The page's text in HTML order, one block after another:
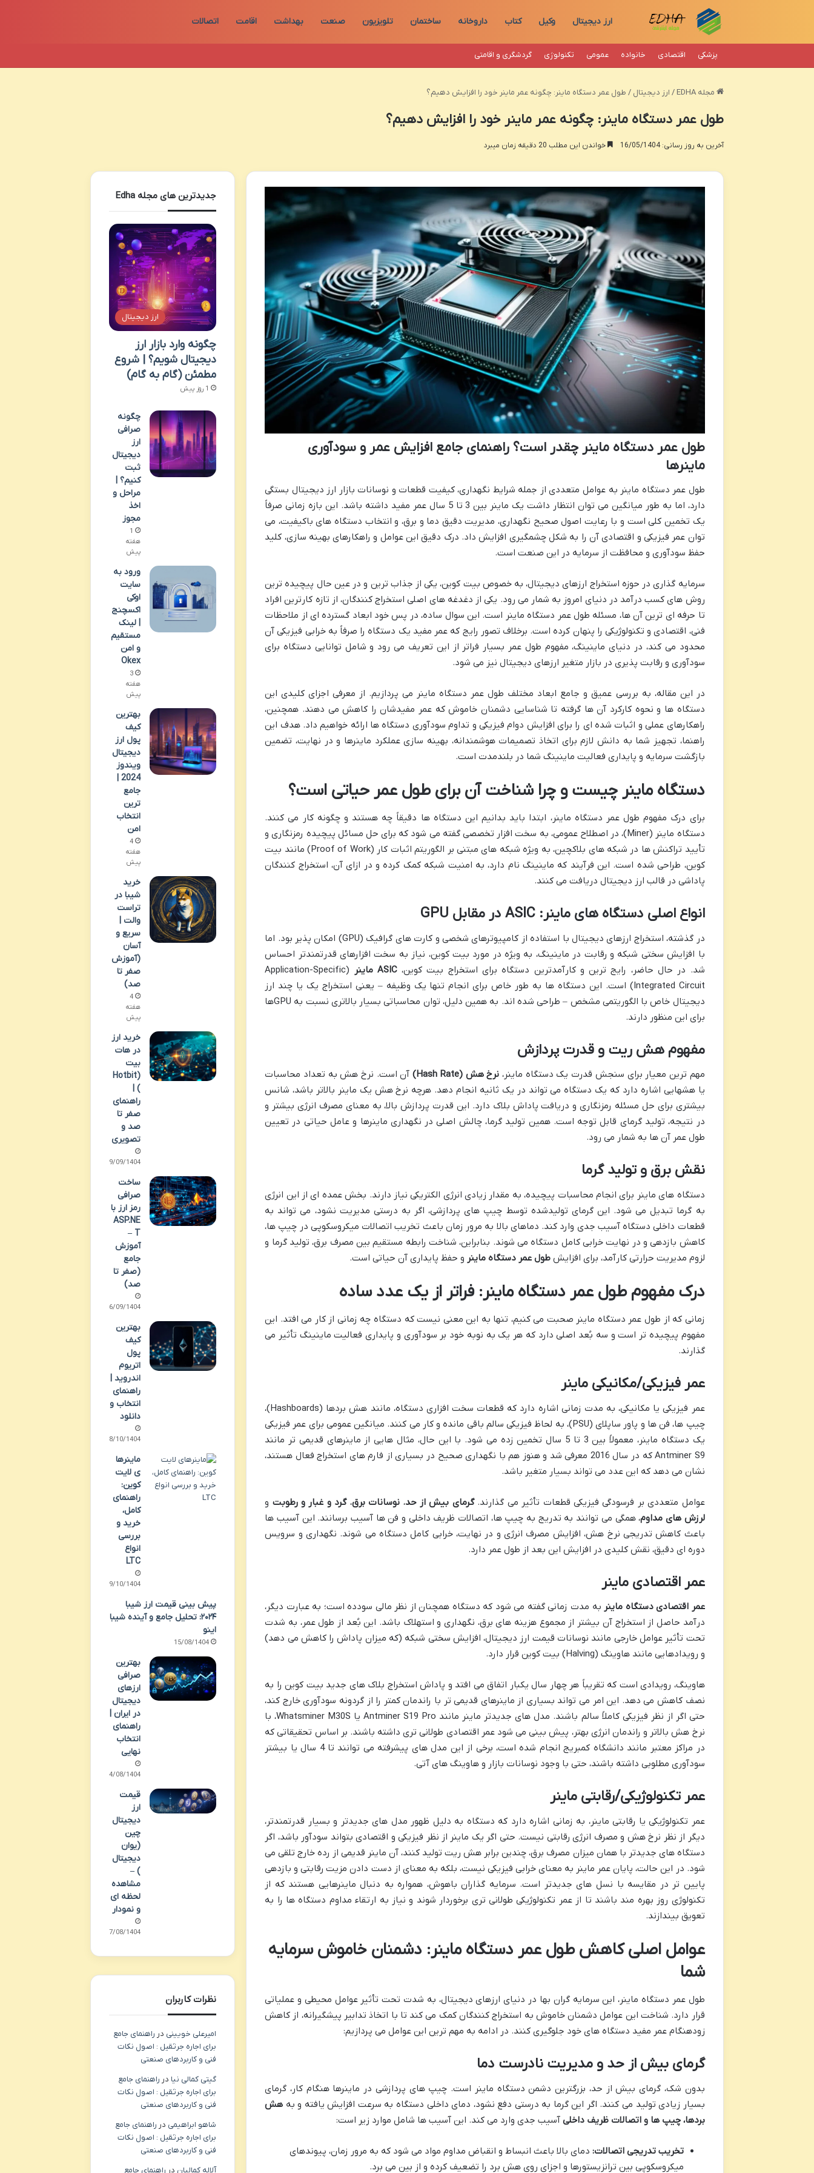
ارز دیجیتال وکیل کتاب داروخانه ساختمان تلویزیون صنعت بهداشت اقامت اتصالات
پزشکی اقتصادی خانواده عمومی تکنولوژی گردشگری و اقامتی
مجله EDHA / ارز دیجیتال / طول عمر دستگاه ماینر: چگونه عمر ماینر خود را افزایش دهیم؟
طول عمر دستگاه ماینر: چگونه عمر ماینر خود را افزایش دهیم؟
آخرین به روز رسانی: 16/05/1404 خواندن این مطلب 20 دقیقه زمان میبرد
طول عمر دستگاه ماینر چقدر است؟ راهنمای جامع افزایش عمر و سودآوری
ماینرها
طول عمر دستگاه ماینر به عوامل متعددی از جمله شرایط نگهداری، کیفیت قطعات و نوسانات بازار ارز دیجیتال بستگی
دارد، اما به طور میانگین می توان انتظار داشت یک ماینر بین 3 تا 5 سال عمر مفید داشته باشد. این بازه زمانی صرفاً
یک تخمین کلی است و با رعایت اصول صحیح نگهداری، مدیریت دقیق دما و برق، و انتخاب دستگاه های باکیفیت، می
توان عمر فیزیکی و اقتصادی آن را به شکل چشمگیری افزایش داد. درک دقیق این عوامل و راهکارهای بهینه سازی، کلید
حفظ سودآوری و محافظت از سرمایه در این صنعت است.
سرمایه گذاری در حوزه استخراج ارزهای دیجیتال، به خصوص بیت کوین، یکی از جذاب ترین و در عین حال پیچیده ترین
روش های کسب درآمد در دنیای امروز به شمار می رود. یکی از دغدغه های اصلی استخراج کنندگان، از تازه کارترین افراد
تا حرفه ای ترین آن ها، مسئله طول عمر دستگاه ماینر است. این سوال ساده، در پس خود ابعاد گسترده ای از ملاحظات
فنی، اقتصادی و تکنولوژیکی را پنهان کرده است. برخلاف تصور رایج که عمر مفید یک دستگاه را صرفاً به خرابی فیزیکی آن
محدود می کند، در دنیای ماینینگ، مفهوم طول عمر بسیار فراتر از این تعریف می رود و شامل توانایی دستگاه برای
سودآوری و رقابت پذیری در بازار متغیر ارزهای دیجیتال نیز می شود.
در این مقاله، به بررسی عمیق و جامع ابعاد مختلف طول عمر دستگاه ماینر می پردازیم. از معرفی اجزای کلیدی این
دستگاه ها و نحوه کارکرد آن ها گرفته تا شناسایی دشمنان خاموش که عمر مفیدشان را کاهش می دهند. همچنین،
راهکارهای عملی و اثبات شده ای را برای افزایش دوام فیزیکی و تداوم سودآوری دستگاه ها ارائه خواهیم داد. هدف این
راهنما، تجهیز شما به دانش لازم برای اتخاذ تصمیمات هوشمندانه، بهینه سازی عملکرد ماینرها و در نهایت، تضمین
بازگشت سرمایه و پایداری فعالیت ماینینگ شما در بلندمدت است.
دستگاه ماینر چیست و چرا شناخت آن برای طول عمر حیاتی است؟
برای درک مفهوم طول عمر دستگاه ماینر، ابتدا باید بدانیم این دستگاه ها دقیقاً چه هستند و چگونه کار می کنند.
دستگاه ماینر (Miner)، در اصطلاح عمومی، به سخت افزار تخصصی گفته می شود که برای حل مسائل پیچیده رمزنگاری و
تأیید تراکنش ها در شبکه های بلاکچین، به ویژه شبکه های مبتنی بر الگوریتم اثبات کار (Proof of Work) مانند بیت
کوین، طراحی شده است. این فرآیند که ماینینگ نام دارد، به امنیت شبکه کمک کرده و در ازای آن، استخراج کنندگان
پاداشی در قالب ارز دیجیتال دریافت می کنند.
انواع اصلی دستگاه های ماینر: ASIC در مقابل GPU
در گذشته، استخراج ارزهای دیجیتال با استفاده از کامپیوترهای شخصی و کارت های گرافیک (GPU) امکان پذیر بود. اما
با افزایش سختی شبکه و رقابت در ماینینگ، به ویژه در مورد بیت کوین، نیاز به سخت افزارهای قدرتمندتر احساس
شد. در حال حاضر، رایج ترین و کارآمدترین دستگاه برای استخراج بیت کوین،ASIC ماینر
(Application-Specific
Integrated Circuit) است. این دستگاه ها به طور خاص برای انجام تنها یک وظیفه – یعنی استخراج یک یا چند ارز
دیجیتال خاص با الگوریتمی مشخص – طراحی شده اند. به همین دلیل، توان محاسباتی بسیار بالاتری نسبت به GPUها
برای این منظور دارند.
مفهوم هش ریت و قدرت پردازش
مهم ترین معیار برای سنجش قدرت یک دستگاه ماینر، نرخ هش (Hash Rate)
آن است. نرخ هش به تعداد محاسبات
یا هشهایی اشاره دارد که یک دستگاه می تواند در یک ثانیه انجام دهد. هرچه نرخ هش یک ماینر بالاتر باشد، شانس
بیشتری برای حل مسئله رمزنگاری و دریافت پاداش بلاک دارد. این قدرت پردازش بالا، به معنای مصرف انرژی بیشتر و
در نتیجه، تولید گرمای قابل توجه است. همین تولید گرما، چالش اصلی در نگهداری ماینرها و عامل حیاتی در تعیین
طول عمر آن ها به شمار می رود.
نقش برق و تولید گرما
دستگاه های ماینر برای انجام محاسبات پیچیده، به مقدار زیادی انرژی الکتریکی نیاز دارند. بخش عمده ای از این انرژی
به گرما تبدیل می شود. این گرمای تولیدشده توسط چیپ های پردازشی، اگر به درستی مدیریت نشود، می تواند به
قطعات داخلی دستگاه آسیب جدی وارد کند. دماهای بالا به مرور زمان باعث تخریب اتصالات میکروسکوپی در چیپ ها،
کاهش بازدهی و در نهایت خرابی کامل دستگاه می شوند. بنابراین، شناخت رابطه مستقیم بین مصرف برق، تولید گرما و
لزوم مدیریت حرارتی کارآمد، برای افزایشطول عمر دستگاه ماینر و حفظ پایداری آن حیاتی است.
درک مفهوم طول عمر دستگاه ماینر: فراتر از یک عدد ساده
زمانی که از طول عمر دستگاه ماینر صحبت می کنیم، تنها به این معنی نیست که دستگاه چه زمانی از کار می افتد. این
مفهوم پیچیده تر است و سه بُعد اصلی دارد که هر یک به نوبه خود بر سودآوری و پایداری فعالیت ماینینگ تأثیر می
گذارند.
عمر فیزیکی/مکانیکی ماینر
عمر فیزیکی یا مکانیکی، به مدت زمانی اشاره دارد که قطعات سخت افزاری دستگاه، مانند هش بردها (Hashboards)،
چیپ ها، فن ها و پاور ساپلای (PSU)، به لحاظ فیزیکی سالم باقی مانده و کار می کنند. میانگین عمومی برای عمر فیزیکی
یک دستگاه ماینر، معمولاً بین 3 تا 5 سال تخمین زده می شود. با این حال، مثال هایی از ماینرهای قدیمی تر مانند
Antminer S9 که در سال 2016 معرفی شد و هنوز هم با نگهداری صحیح در بسیاری از فارم های استخراج فعال هستند،
نشان می دهد که این عدد می تواند بسیار متغیر باشد.
عوامل متعددی بر فرسودگی فیزیکی قطعات تأثیر می گذارند.گرمای بیش از حد، نوسانات برق،گرد و غبار و رطوبت و
لرزش های مداوم، همگی می توانند به تدریج به چیپ ها، اتصالات ظریف داخلی و فن ها آسیب برسانند. این آسیب ها
باعث کاهش تدریجی نرخ هش، افزایش مصرف انرژی و در نهایت، خرابی کامل دستگاه می شوند. نگهداری و سرویس
دوره ای دقیق، نقش کلیدی در افزایش این بعد از طول عمر دارد.
عمر اقتصادی ماینر
عمر اقتصادی دستگاه ماینر به مدت زمانی گفته می شود که دستگاه همچنان از نظر مالی سودده است؛ به عبارت دیگر،
درآمد حاصل از استخراج آن بیشتر از مجموع هزینه های برق، نگهداری و استهلاک باشد. این بُعد از طول عمر، به شدت
تحت تأثیر عوامل خارجی مانند نوسانات قیمت ارز دیجیتال، افزایش سختی شبکه (که میزان پاداش را کاهش می دهد)
و رویدادهایی مانند هاوینگ (Halving) بیت کوین قرار دارد.
هاوینگ، رویدادی است که تقریباً هر چهار سال یکبار اتفاق می افتد و پاداش استخراج بلاک های جدید بیت کوین را به
نصف کاهش می دهد. این امر می تواند بسیاری از ماینرهای قدیمی تر با راندمان کمتر را از گردونه سودآوری خارج کند،
حتی اگر از نظر فیزیکی کاملاً سالم باشند. مدل های جدیدتر ماینر مانند Antminer S19 Pro یا Whatsminer M30S، با
نرخ هش بالاتر و راندمان انرژی بهتر، پیش بینی می شود عمر اقتصادی طولانی تری داشته باشند. بر اساس تحقیقاتی که
در مراکز معتبر مانند دانشگاه کمبریج انجام شده است، برخی از این مدل های پیشرفته می توانند تا 4 سال یا بیشتر
سودآوری مطلوبی داشته باشند، حتی با وجود نوسانات بازار و هاوینگ های آتی.
عمر تکنولوژیکی/رقابتی ماینر
عمر تکنولوژیکی یا رقابتی ماینر، به زمانی اشاره دارد که دستگاه به دلیل ظهور مدل های جدیدتر و بسیار قدرتمندتر،
دیگر از نظر نرخ هش و مصرف انرژی رقابتی نیست. حتی اگر یک ماینر از نظر فیزیکی و اقتصادی بتواند سودآور باشد، اگر
دستگاه های جدیدتر با همان میزان مصرف برق، چندین برابر هش ریت تولید کنند، آن ماینر قدیمی از رده خارج تلقی می
شود. در این حالت، پایان عمر ماینر به معنای خرابی فیزیکی نیست، بلکه به معنای از دست دادن مزیت رقابتی و بازدهی
پایین تر در مقایسه با نسل های جدیدتر است. سرمایه گذاران باهوش، همواره به دنبال ماینرهایی هستند که از
تکنولوژی روز بهره مند باشند تا از عمر تکنولوژیکی طولانی تری برخوردار شوند و نیاز به ارتقاء مداوم دستگاه ها را به
تعویق بیندازند.
عوامل اصلی کاهش طول عمر دستگاه ماینر: دشمنان خاموش سرمایه
شما
طول عمر دستگاه ماینر، این سرمایه گران بها در دنیای ارزهای دیجیتال، به شدت تحت تأثیر عوامل محیطی و عملیاتی
قرار دارد. شناخت این عوامل دشمنان خاموش به استخراج کنندگان کمک می کند تا با اتخاذ تدابیر پیشگیرانه، از کاهش
زودهنگام عمر مفید دستگاه های خود جلوگیری کنند. در ادامه به مهم ترین این عوامل می پردازیم:
گرمای بیش از حد و مدیریت نادرست دما
بدون شک، گرمای بیش از حد، بزرگترین دشمن دستگاه ماینر است. چیپ های پردازشی در ماینرها هنگام کار، گرمای
بسیار زیادی تولید می کنند. اگر این گرما به درستی دفع نشود، دمای داخلی دستگاه به سرعت افزایش یافته و به هش
بردها، چیپ ها و اتصالات ظریف داخلی آسیب جدی وارد می کند. این آسیب ها شامل موارد زیر است:
تخریب تدریجی اتصالات: دمای بالا باعث انبساط و انقباض مداوم مواد می شود که به مرور زمان، پیوندهای
میکروسکوپی بین ترانزیستورها و اجزای روی هش برد را تضعیف کرده و از بین می برد.
جدیدترین های مجله Edha
ارز دیجیتال
چگونه وارد بازار ارز
دیجیتال شویم؟ | شروع
مطمئن (گام به گام)
1 روز پیش
چگونه
صرافی
ارز
دیجیتال
ثبت
کنیم؟ |
مراحل و
اخذ
مجوز
1
هفته
پیش
ورود به
سایت
اوکی
اکسچنج
| لینک
مستقیم
و امن
Okex
3
هفته
پیش
بهترین
کیف
پول ارز
دیجیتال
ویندوز
2024 |
جامع
ترین
انتخاب
امن
4
هفته
پیش
خرید
شیبا در
تراست
والت |
سریع و
آسان
(آموزش
صفر تا
صد)
4
هفته
پیش
خرید ارز
در هات
بیت
(Hotbit
) |
راهنمای
صفر تا
صد و
تصویری
29/09/1404
ساخت
صرافی
رمز ارز با
ASP.NE
T –
آموزش
جامع
(صفر تا
صد)
26/09/1404
بهترین
کیف
پول
اتریوم
اندروید |
راهنمای
انتخاب و
دانلود
08/10/1404
ماینرها
ی لایت
کوین:
راهنمای
کامل،
خرید و
بررسی
انواع
LTC
09/10/1404
پیش بینی قیمت ارز شیبا
۲۰۲۴: تحلیل جامع و آینده شیبا
اینو
15/08/1404
بهترین
صرافی
ارزهای
دیجیتال
در ایران |
راهنمای
انتخاب
نهایی
14/08/1404
قیمت
ارز
دیجیتال
چین
(یوان
دیجیتال
) –
مشاهده
لحظه ای
و نمودار
07/08/1404
نظرات کاربران
امیرعلی خویینی در راهنمای جامع
برای اجاره جرثقیل : اصول نکات
فنی و کاربردهای صنعتی
گیتی کمالی نیا در راهنمای جامع
برای اجاره جرثقیل : اصول نکات
فنی و کاربردهای صنعتی
شاهو ابراهیمی در راهنمای جامع
برای اجاره جرثقیل : اصول نکات
فنی و کاربردهای صنعتی
آلاله کمالیان در راهنمای جامع